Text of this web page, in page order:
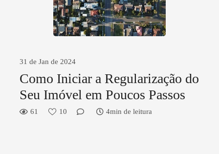
31 de Jan de 2024
Como Iniciar a Regularização do
Seu Imóvel em Poucos Passos
61 10 4min de leitura